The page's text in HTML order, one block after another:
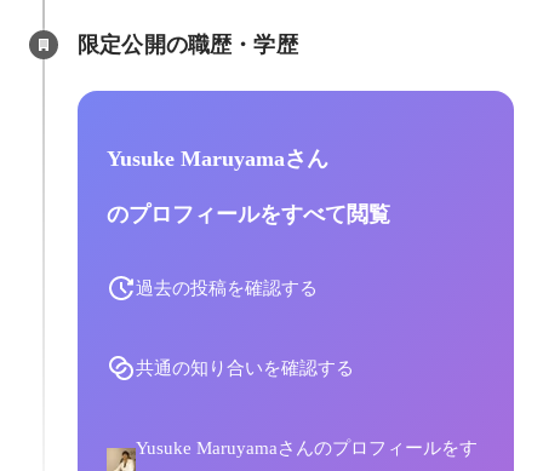
限定公開の職歴・学歴
Yusuke Maruyamaさん
のプロフィールをすべて閲覧
過去の投稿を確認する
共通の知り合いを確認する
Yusuke Maruyamaさんのプロフィールをす